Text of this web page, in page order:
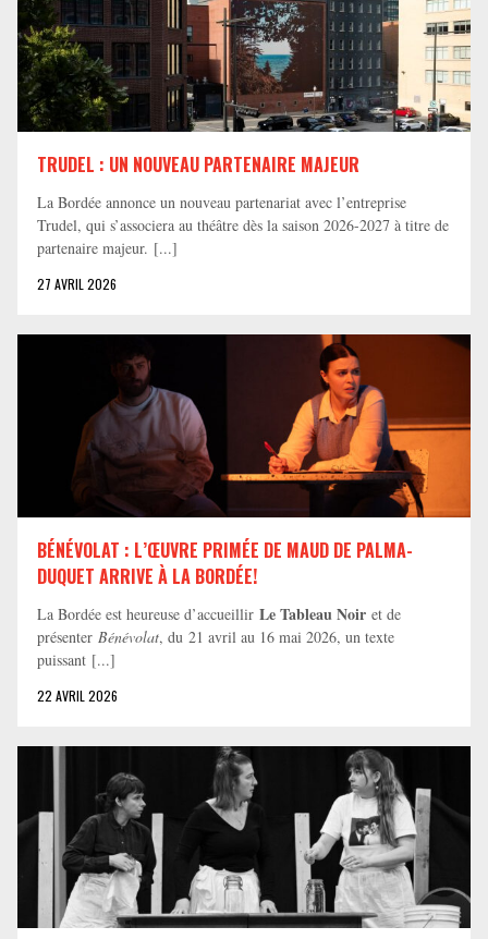
TRUDEL : UN NOUVEAU PARTENAIRE MAJEUR
La Bordée annonce un nouveau partenariat avec l’entreprise
Trudel, qui s’associera au théâtre dès la saison 2026-2027 à titre de
partenaire majeur. [...]
27 AVRIL 2026
BÉNÉVOLAT : L’ŒUVRE PRIMÉE DE MAUD DE PALMA-
DUQUET ARRIVE À LA BORDÉE!
La Bordée est heureuse d’accueillir Le Tableau Noir et de
présenter Bénévolat, du 21 avril au 16 mai 2026, un texte
puissant [...]
22 AVRIL 2026